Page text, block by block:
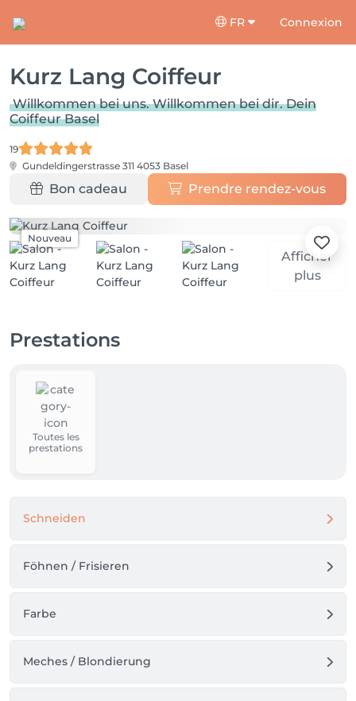
FR Connexion
Kurz Lang Coiffeur
Willkommen bei uns. Willkommen bei dir. Dein
Coiffeur Basel
19
Gundeldingerstrasse 311 4053 Basel
Bon cadeau Prendre rendez-vous
Nouveau
Afficher
plus
Prestations
Toutes les
prestations
Schneiden
Föhnen / Frisieren
Farbe
Meches / Blondierung